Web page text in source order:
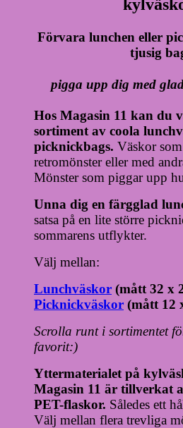
Förvara lunchen eller
tjusig
pigga upp dig med
Hos Magasin 11 kan du
sortiment av coola
picknickbags. Väskor
retromönster eller med
Mönster som piggar upp
Unna dig en färgglad
satsa på en lite större
sommarens utflykter.
Välj mellan:
Lunchväskor (mått 32 x
Picknickväskor (mått 12
Scrolla runt i sortimentet
favorit:)
Yttermaterialet på
Magasin 11 är tillverkat
PET-flaskor. Således ett
Välj mellan flera trevliga